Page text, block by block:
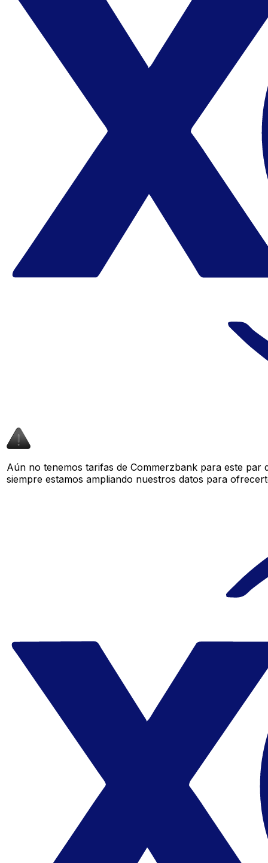
Aún no tenemos tarifas de Commerzbank para este
siempre estamos ampliando nuestros datos para